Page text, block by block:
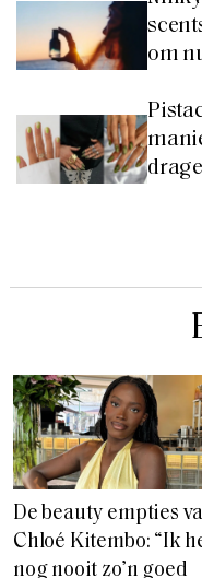
om
De beauty empties
Chloé Kitembo: “Ik
nog nooit zo’n goed